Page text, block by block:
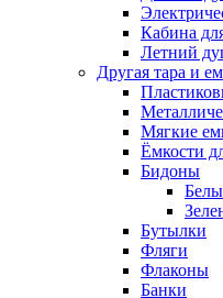
Кабина
Летний
Другая тара и
Мягкие
Ёмкости
Бидоны
Бутылки
Фляги
Флаконы
Банки